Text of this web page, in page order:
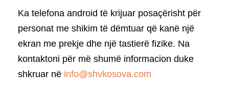
Ka telefona android të krijuar posaçërisht për
personat me shikim të dëmtuar që kanë një
ekran me prekje dhe një tastierë fizike. Na
kontaktoni për më shumë informacion duke
shkruar në info@shvkosova.com